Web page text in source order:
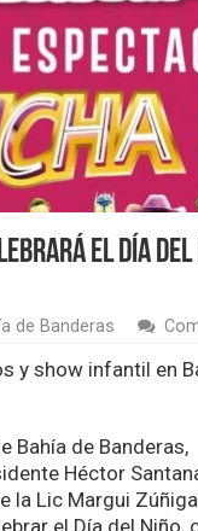
el Día
de Banderas
y show infantil en
Bahía de Banderas,
Héctor
la Lic Margui
el Día del Niño,